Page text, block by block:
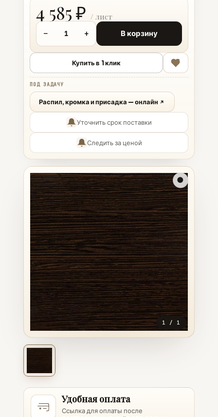
1 / 1
4 585 ₽
− + В корзину
Купить в 1 клик
ПОД ЗАДАЧУ
Распил, кромка и присадка — онлайн
Уточнить срок поставки
Следить за ценой
Удобная оплата
Ссылка для оплаты после